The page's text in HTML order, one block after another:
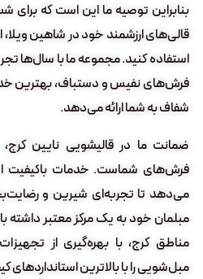
بنابراین توصیه ما این است که
قالی‌های ارزشمند خود در شاهین ویلا،
استفاده کنید. مجموعه ما با سال‌ها
فرش‌های نفیس و دستباف، بهترین
شفاف به شما ارائه می‌دهد.
ضمانت ما در قالیشویی نایین
فرش‌های شماست. خدمات باکیفیت
می‌دهد تا تجربه‌ای شیرین و
مبلمان خود به یک مرکز معتبر داشته
مناطق کرج، با بهره‌گیری از
مبل‌شویی را با بالاترین استانداردهای